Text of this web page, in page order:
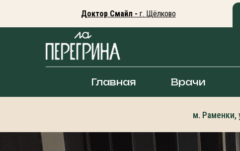
Доктор Смайл - г. Щёлково
Главная Врачи
м. Раменки,